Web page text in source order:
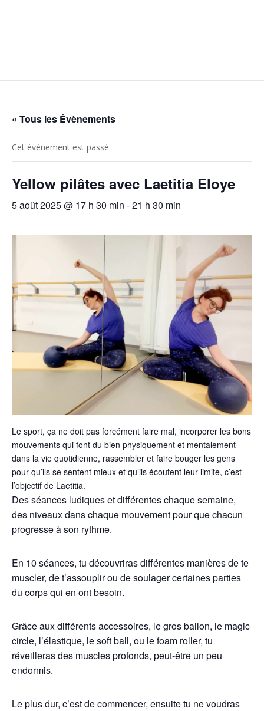
« Tous les Évènements
Cet évènement est passé
Yellow pilâtes avec Laetitia Eloye
5 août 2025 @ 17 h 30 min -21 h 30 min
Le sport, ça ne doit pas forcément faire mal, incorporer les bons
mouvements qui font du bien physiquement et mentalement
dans la vie quotidienne, rassembler et faire bouger les gens
pour qu’ils se sentent mieux et qu’ils écoutent leur limite, c’est
l’objectif de Laetitia.
Des séances ludiques et différentes chaque semaine,
des niveaux dans chaque mouvement pour que chacun
progresse à son rythme.
En 10 séances, tu découvriras différentes manières de te
muscler, de t’assouplir ou de soulager certaines parties
du corps qui en ont besoin.
Grâce aux différents accessoires, le gros ballon, le magic
circle, l’élastique, le soft ball, ou le foam roller, tu
réveilleras des muscles profonds, peut-être un peu
endormis.
Le plus dur, c’est de commencer, ensuite tu ne voudras